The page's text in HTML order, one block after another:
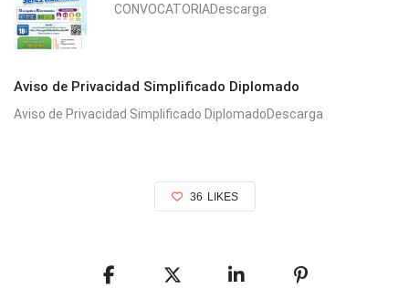
CONVOCATORIADescarga
Aviso de Privacidad Simplificado Diplomado
Aviso de Privacidad Simplificado DiplomadoDescarga
36 LIKES